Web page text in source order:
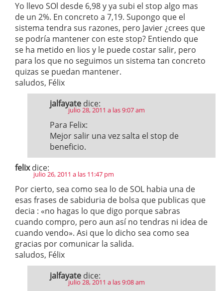
Yo llevo SOl desde 6,98 y ya subi el stop algo mas
de un 2%. En concreto a 7,19. Supongo que el
sistema tendra sus razones, pero Javier ¿crees que
se podría mantener con este stop? Entiendo que
se ha metido en lios y le puede costar salir, pero
para los que no seguimos un sistema tan concreto
quizas se puedan mantener.
saludos, Félix
jalfayate dice:
julio 28, 2011 a las 9:07 am
Para Felix:
Mejor salir una vez salta el stop de
beneficio.
felix dice:
julio 26, 2011 a las 11:47 pm
Por cierto, sea como sea lo de SOL habia una de
esas frases de sabiduria de bolsa que publicas que
decia : «no hagas lo que digo porque sabras
cuando compro, pero aun así no tendras ni idea de
cuando vendo». Asi que lo dicho sea como sea
gracias por comunicar la salida.
saludos, Félix
jalfayate dice:
julio 28, 2011 a las 9:08 am